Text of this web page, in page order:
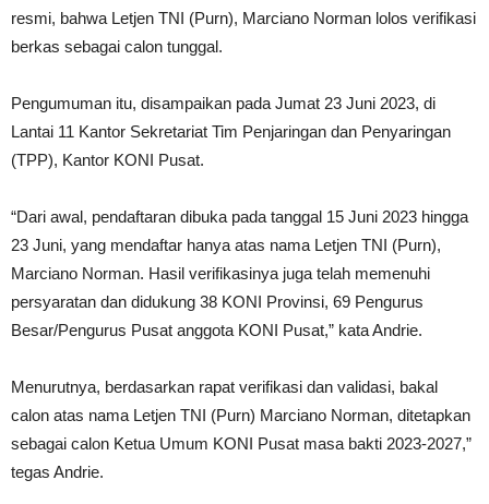
resmi, bahwa Letjen TNI (Purn), Marciano Norman lolos verifikasi
berkas sebagai calon tunggal.
Pengumuman itu, disampaikan pada Jumat 23 Juni 2023, di
Lantai 11 Kantor Sekretariat Tim Penjaringan dan Penyaringan
(TPP), Kantor KONI Pusat.
“Dari awal, pendaftaran dibuka pada tanggal 15 Juni 2023 hingga
23 Juni, yang mendaftar hanya atas nama Letjen TNI (Purn),
Marciano Norman. Hasil verifikasinya juga telah memenuhi
persyaratan dan didukung 38 KONI Provinsi, 69 Pengurus
Besar/Pengurus Pusat anggota KONI Pusat,” kata Andrie.
Menurutnya, berdasarkan rapat verifikasi dan validasi, bakal
calon atas nama Letjen TNI (Purn) Marciano Norman, ditetapkan
sebagai calon Ketua Umum KONI Pusat masa bakti 2023-2027,”
tegas Andrie.